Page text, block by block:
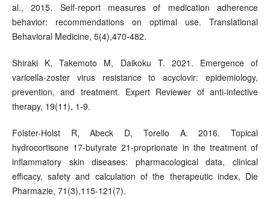
al., 2015. Self-report measures of medication adherence
behavior: recommendations on optimal use. Translational
Behavioral Medicine, 5(4),470-482.
Shiraki K, Takemoto M, Daikoku T. 2021. Emergence of
varicella-zoster virus resistance to acyclovir: epidemiology,
prevention, and treatment. Expert Reviewer of anti-infective
therapy, 19(11), 1-9.
Folster-Holst R, Abeck D, Torello A. 2016. Topical
hydrocortisone 17-butyrate 21-proprionate in the treatment of
inflammatory skin diseases: pharmacological data, clinical
efficacy, safety and calculation of the therapeutic index, Die
Pharmazie, 71(3),115-121(7).